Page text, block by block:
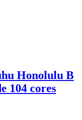
Honolulu B
104 cores